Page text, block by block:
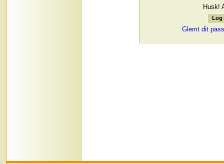
Husk!
Glemt dit